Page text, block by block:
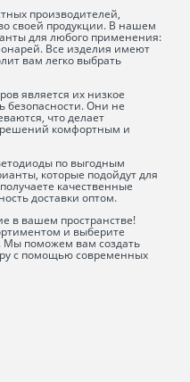
производителей,
своей продукции. В нашем
для любого применения:
Все изделия имеют
вам легко выбрать
является их низкое
безопасности. Они не
что делает
решений комфортным и
по выгодным
которые подойдут для
качественные
доставки оптом.
в вашем пространстве!
и выберите
поможем вам создать
с помощью современных